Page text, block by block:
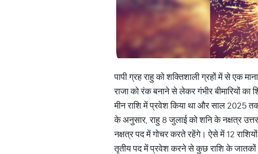
पापी ग्रह राहु को शक्तिशाली ग्रहों में से एक
राजा को रंक बनाने से लेकर गंभीर बीमारियों
मीन राशि में प्रवेश किया था और साल 2025
के अनुसार, राहु 8 जुलाई को शनि के नक्षत्र
नक्षत्र पद में गोचर करते रहेंगे। ऐसे में 12
तृतीय पद में प्रवेश करने से कुछ राशि के